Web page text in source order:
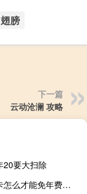
翅膀
下一篇
云动沧澜 攻略
20要大扫除
中行信用卡怎么才能免年费（中行信用卡怎么还款）